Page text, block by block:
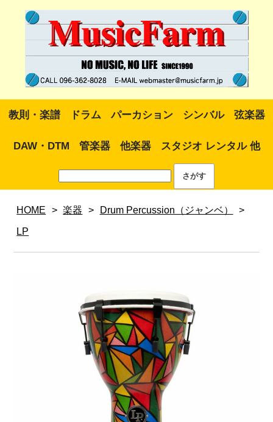
教則・楽譜 ドラム パーカション シンバル 弦楽器
DAW・DTM 管楽器 他楽器 スタジオ レンタル 他
HOME > 楽器 > Drum Percussion（ジャンベ） >
LP